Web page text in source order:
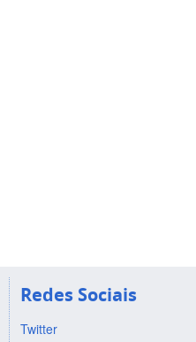
Redes Sociais
Twitter